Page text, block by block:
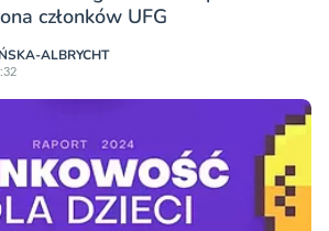
członków UFG
ALBRYCHT